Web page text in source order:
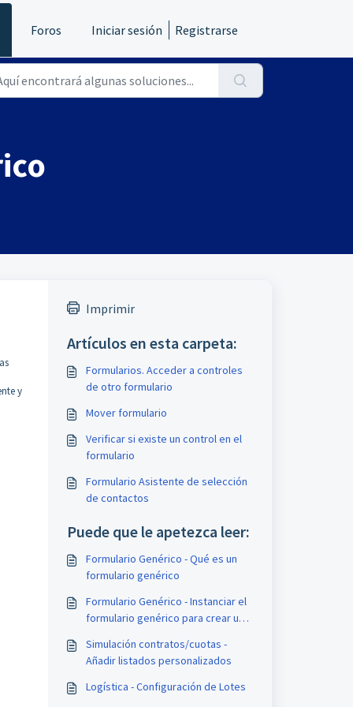
Foros Iniciar sesión Registrarse
y
Imprimir
Artículos en esta carpeta:
Formularios. Acceder a controles
de otro formulario
Mover formulario
Verificar si existe un control en el
formulario
Formulario Asistente de selección
de contactos
Puede que le apetezca leer:
Formulario Genérico - Qué es un
formulario genérico
Formulario Genérico - Instanciar el
formulario genérico para crear un
Simulación contratos/cuotas -
Añadir listados personalizados
Logística - Configuración de Lotes